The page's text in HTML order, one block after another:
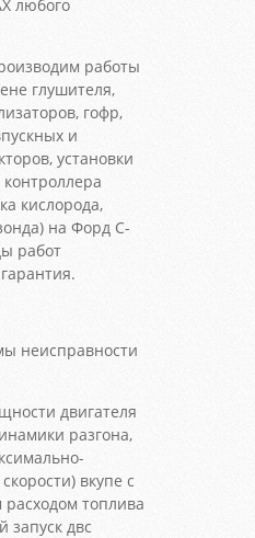
любого
работы
глушителя,
гофр,
и
установки
кислорода,
на Форд С-
работ
неисправности
двигателя
разгона,
вкупе с
топлива
запуск двс